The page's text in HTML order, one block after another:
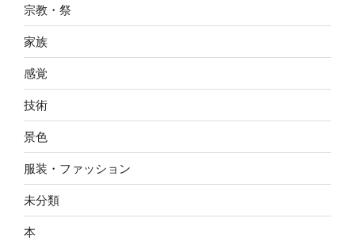
宗教・祭
家族
感覚
技術
景色
服装・ファッション
未分類
本